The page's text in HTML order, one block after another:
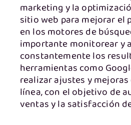
marketing y la
sitio web para mejorar el
en los motores de
importante monitorear y
constantemente los
herramientas como
realizar ajustes y
línea, con el objetivo de
ventas y la satisfacción